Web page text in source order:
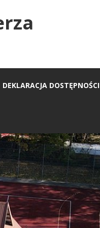
DEKLARACJA DOSTĘPNOŚCI